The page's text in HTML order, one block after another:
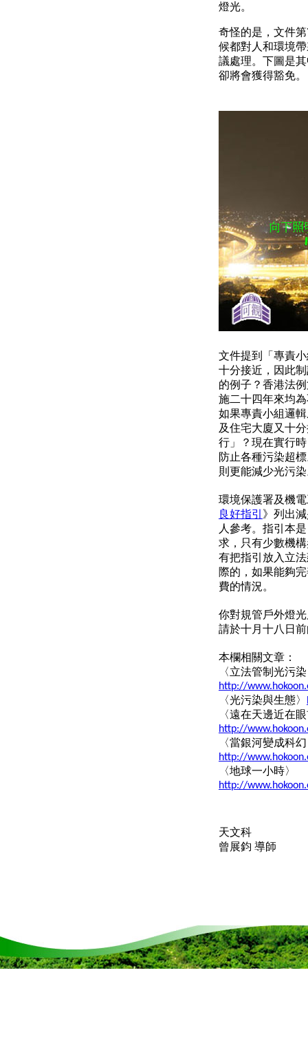
燈光。
奇怪的是，文件
候都對人和環境
議處理。下圖是
卻將會獲得豁免。
文件提到「 專責
十分接近，因此
的例子？香港法
施二十四年來均
如果專責小組邏
及住宅大廈又十
行」？現在實行
防止各種污染超
則更能減少光污
環境保護署及機
良好指引 》列出
人參考。指引本
求，只有少數機
有把指引放入立
際的，如果能夠
費的情況。
你對規管戶外燈
請於十月十八日
本欄相關文章：
〈立法管制光污
http://
〈光污染與生態〉
〈遠在天邊近在
http://
〈當銀河變成科
http://
〈地球一小時〉
http://
天文科
曾展鈞 導師